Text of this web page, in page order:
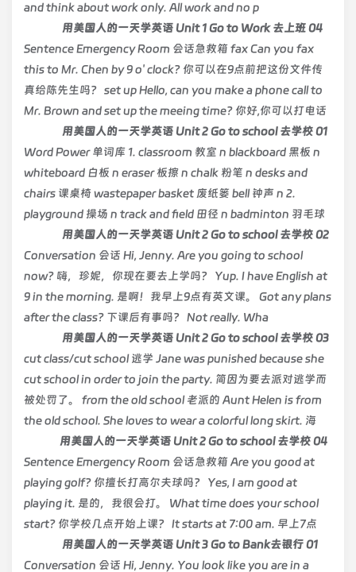
and think about work only. All work and no p
用美国人的一天学英语 Unit 1 Go to Work 去上班 04
Sentence Emergency Room 会话急救箱 fax Can you fax
this to Mr. Chen by 9 o' clock? 你可以在9点前把这份文件传
真给陈先生吗？ set up Hello, can you make a phone call to
Mr. Brown and set up the meeing time? 你好,你可以打电话
用美国人的一天学英语 Unit 2 Go to school 去学校 01
Word Power 单词库 1. classroom 教室 n blackboard 黑板 n
whiteboard 白板 n eraser 板擦 n chalk 粉笔 n desks and
chairs 课桌椅 wastepaper basket 废纸篓 bell 钟声 n 2.
playground 操场 n track and field 田径 n badminton 羽毛球
用美国人的一天学英语 Unit 2 Go to school 去学校 02
Conversation 会话 Hi, Jenny. Are you going to school
now? 嗨，珍妮，你现在要去上学吗？ Yup. I have English at
9 in the morning. 是啊！我早上9点有英文课。 Got any plans
after the class? 下课后有事吗？ Not really. Wha
用美国人的一天学英语 Unit 2 Go to school 去学校 03
cut class/cut school 逃学 Jane was punished because she
cut school in order to join the party. 简因为要去派对逃学而
被处罚了。 from the old school 老派的 Aunt Helen is from
the old school. She loves to wear a colorful long skirt. 海
用美国人的一天学英语 Unit 2 Go to school 去学校 04
Sentence Emergency Room 会话急救箱 Are you good at
playing golf? 你擅长打高尔夫球吗？ Yes, I am good at
playing it. 是的，我很会打。 What time does your school
start? 你学校几点开始上课？ It starts at 7:00 am. 早上7点
用美国人的一天学英语 Unit 3 Go to Bank去银行 01
Conversation 会话 Hi, Jenny. You look like you are in a